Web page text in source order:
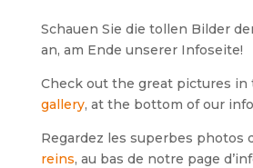
Schauen Sie die tollen Bilder
an, am Ende unserer Infoseite!
Check out the great pictures in
gallery, at the bottom of our
Regardez les superbes photos
reins, au bas de notre page